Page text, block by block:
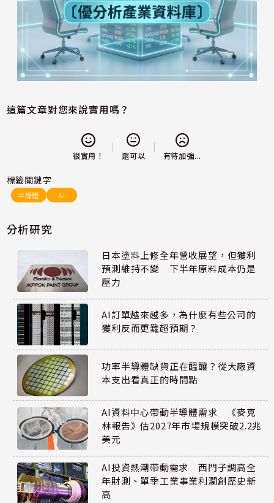
這篇文章對您來說實用嗎？
很實用！ 還可以 有待加強...
標籤關鍵字
半導體 AI
分析研究
日本塗料上修全年營收展望，但獲利
預測維持不變 下半年原料成本仍是
壓力
AI訂單越來越多，為什麼有些公司的
獲利反而更難超預期？
功率半導體缺貨正在醞釀？從大廠資
本支出看真正的時間點
AI資料中心帶動半導體需求 《麥克
林報告》估2027年市場規模突破2.2兆
美元
AI投資熱潮帶動需求 西門子調高全
年財測、單季工業事業利潤創歷史新
高